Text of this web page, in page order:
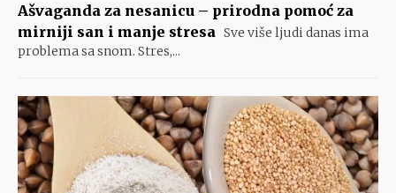
Ašvaganda za nesanicu – prirodna pomoć za
mirniji san i manje stresa Sve više ljudi danas ima
problema sa snom. Stres,...